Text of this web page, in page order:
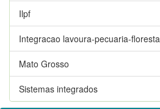
Ilpf
Integracao lavoura-pecuaria-floresta
Mato Grosso
Sistemas integrados